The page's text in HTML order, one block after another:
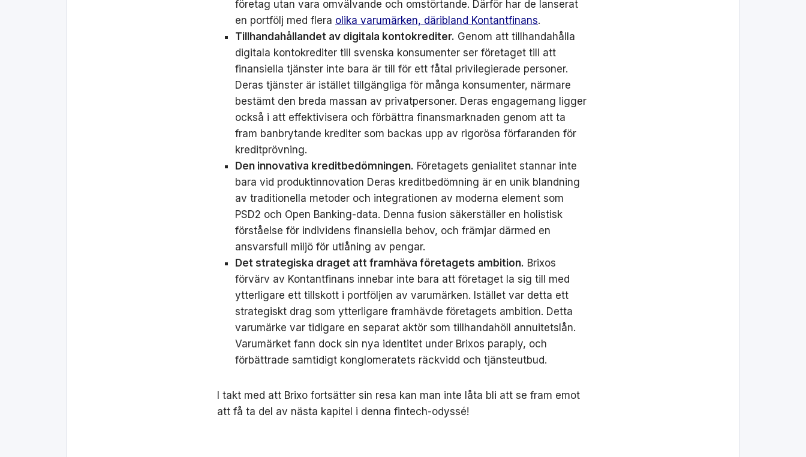
företag utan vara omvälvande och omstörtande. Därför har de lanserat
en portfölj med flera olika varumärken, däribland Kontantfinans.
Tillhandahållandet av digitala kontokrediter. Genom att tillhandahålla
digitala kontokrediter till svenska konsumenter ser företaget till att
finansiella tjänster inte bara är till för ett fåtal privilegierade personer.
Deras tjänster är istället tillgängliga för många konsumenter, närmare
bestämt den breda massan av privatpersoner. Deras engagemang ligger
också i att effektivisera och förbättra finansmarknaden genom att ta
fram banbrytande krediter som backas upp av rigorösa förfaranden för
kreditprövning.
Den innovativa kreditbedömningen. Företagets genialitet stannar inte
bara vid produktinnovation Deras kreditbedömning är en unik blandning
av traditionella metoder och integrationen av moderna element som
PSD2 och Open Banking-data. Denna fusion säkerställer en holistisk
förståelse för individens finansiella behov, och främjar därmed en
ansvarsfull miljö för utlåning av pengar.
Det strategiska draget att framhäva företagets ambition. Brixos
förvärv av Kontantfinans innebar inte bara att företaget la sig till med
ytterligare ett tillskott i portföljen av varumärken. Istället var detta ett
strategiskt drag som ytterligare framhävde företagets ambition. Detta
varumärke var tidigare en separat aktör som tillhandahöll annuitetslån.
Varumärket fann dock sin nya identitet under Brixos paraply, och
förbättrade samtidigt konglomeratets räckvidd och tjänsteutbud.
I takt med att Brixo fortsätter sin resa kan man inte låta bli att se fram emot
att få ta del av nästa kapitel i denna fintech-odyssé!